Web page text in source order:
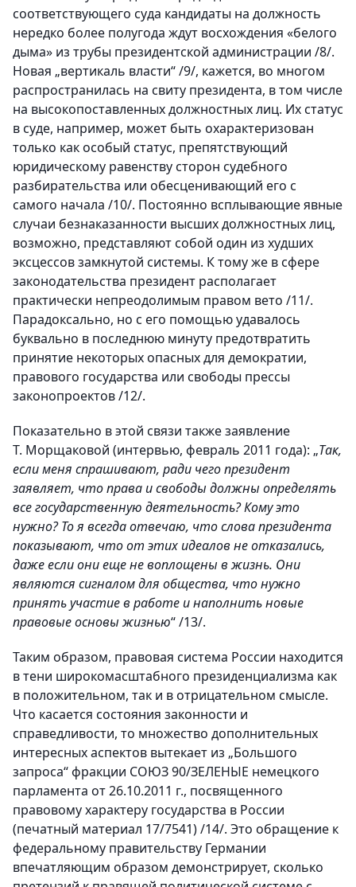
соответствующего суда кандидаты на должность
нередко более полугода ждут восхождения «белого
дыма» из трубы президентской администрации /8/.
Новая „вертикаль власти“ /9/, кажется, во многом
распространилась на свиту президента, в том числе
на высокопоставленных должностных лиц. Их статус
в суде, например, может быть охарактеризован
только как особый статус, препятствующий
юридическому равенству сторон судебного
разбирательства или обесценивающий его с
самого начала /10/. Постоянно всплывающие явные
случаи безнаказанности высших должностных лиц,
возможно, представляют собой один из худших
эксцессов замкнутой системы. К тому же в сфере
законодательства президент располагает
практически непреодолимым правом вето /11/.
Парадоксально, но с его помощью удавалось
буквально в последнюю минуту предотвратить
принятие некоторых опасных для демократии,
правового государства или свободы прессы
законопроектов /12/.
Показательно в этой связи также заявление
Т. Морщаковой (интервью, февраль 2011 года): „Так,
если меня спрашивают, ради чего президент
заявляет, что права и свободы должны определять
все государственную деятельность? Кому это
нужно? То я всегда отвечаю, что слова президента
показывают, что от этих идеалов не отказались,
даже если они еще не воплощены в жизнь. Они
являются сигналом для общества, что нужно
принять участие в работе и наполнить новые
правовые основы жизнью“ /13/.
Таким образом, правовая система России находится
в тени широкомасштабного президенциализма как
в положительном, так и в отрицательном смысле.
Что касается состояния законности и
справедливости, то множество дополнительных
интересных аспектов вытекает из „Большого
запроса“ фракции СОЮЗ 90/ЗЕЛЕНЫЕ немецкого
парламента от 26.10.2011 г., посвященного
правовому характеру государства в России
(печатный материал 17/7541) /14/. Это обращение к
федеральному правительству Германии
впечатляющим образом демонстрирует, сколько